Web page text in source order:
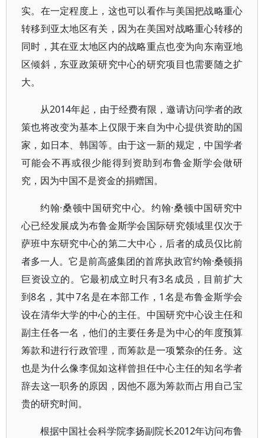
实。在一定程度上，这也可以看作与美国把战略重心
转移到亚太地区有关，因为在美国对战略重心转移的
同时，其在亚太地区内的战略重点也变为向东南亚地
区倾斜，东亚政策研究中心的研究项目也需要随之扩
大。
从2014年起，由于经费有限，邀请访问学者的政
策也将改变为基本上仅限于来自为中心提供资助的国
家，如日本、韩国等。由于这一新的规定，中国学者
可能会不再或很少能得到资助到布鲁金斯学会做研
究，因为中国不是资金的捐赠国。
约翰·桑顿中国研究中心。约翰·桑顿中国研究中
心已经发展成为布鲁金斯学会国际研究领域里仅次于
萨班中东研究中心的第二大中心，后者的成员仅比前
者多一人。它是前高盛集团的首席执政官约翰·桑顿捐
巨资设立的。它最初成立时只有3名成员，目前扩大
到8名，其中7名是在本部工作，1名是布鲁金斯学会
设在清华大学的中心的主任。中国研究中心设主任和
副主任各一名，他们的主要任务是为中心的年度预算
筹款和进行行政管理，而筹款是一项繁杂的任务。这
也是为什么像李侃如这样曾担任中心主任的知名学者
辞去这一职务的原因，因他不愿为筹款而占用自己宝
贵的研究时间。
根据中国社会科学院李扬副院长2012年访问布鲁